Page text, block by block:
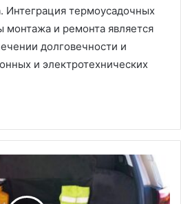
Интеграция термоусадочных
монтажа и ремонта является
долговечности и
и электротехнических